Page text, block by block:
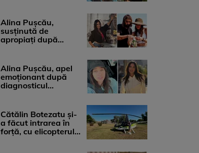
Alina Pușcău,
susținută de
apropiați după
medicii, ...
Alina Pușcău, apel
emoționant după
diagnosticul
...
Cătălin Botezatu și-
a făcut intrarea în
forță, cu elicopterul,